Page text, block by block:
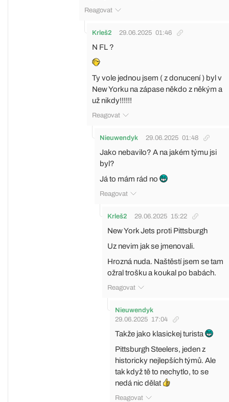
Reagovat
Krleš2 29.06.2025 01:46
N FL ?
Ty vole jednou jsem ( z donucení ) byl v
New Yorku na zápase někdo z někým a
už nikdy!!!!!!
Reagovat
Nieuwendyk 29.06.2025 01:48
Jako nebavilo? A na jakém týmu jsi
byl?
Já to mám rád no
Reagovat
Krleš2 29.06.2025 15:22
New York Jets proti Pittsburgh
Uz nevim jak se jmenovali.
Hrozná nuda. Naštěstí jsem se tam
ožral trošku a koukal po babách.
Reagovat
Nieuwendyk
29.06.2025 17:04
Takže jako klasickej turista
Pittsburgh Steelers, jeden z
historicky nejlepších týmů. Ale
tak když tě to nechytlo, to se
nedá nic dělat
Reagovat